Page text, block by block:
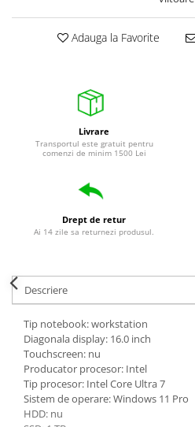
Markere pe baza de vopsea
Markere pentru whiteboard si
Markere speciale
Markere acrilice
Markere acrilice cu efect metalic
Ambalare si etichetare
Aparate pentru aplicat preturi
Benzi adezive si accesorii
Etichete pret si autoadezive
Folie de paletizat
Articole pentru birou
Organizare si arhivare
Arhivare
Adauga la Favorite
Livrare
Transportul este gratuit pentru
comenzi de minim 1500 Lei
Drept de retur
Ai 14 zile sa returnezi produsul.
Descriere
Tip notebook: workstation
Diagonala display: 16.0 inch
Touchscreen: nu
Producator procesor: Intel
Tip procesor: Intel Core Ultra 7
Sistem de operare: Windows 11 Pro
HDD: nu